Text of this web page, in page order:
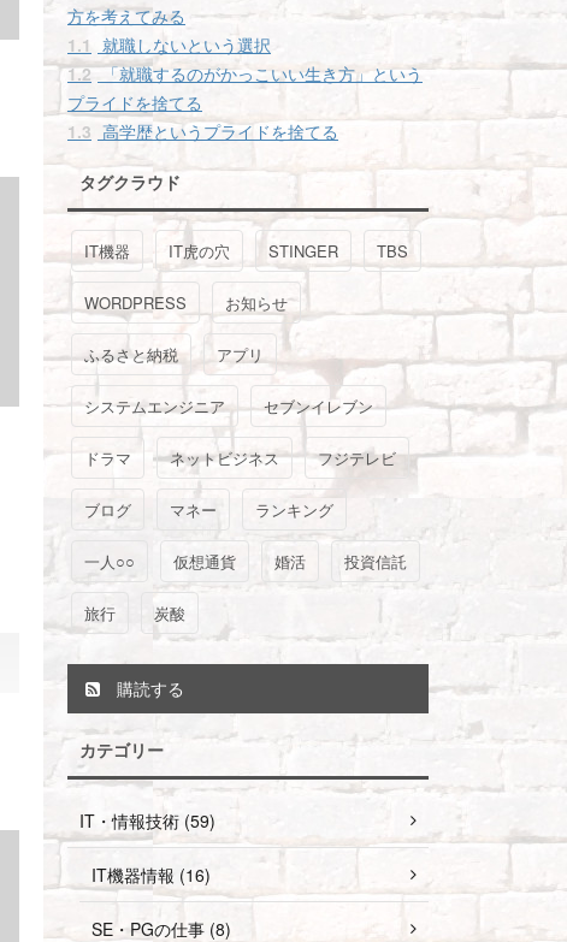
方を考えてみる
1.1 就職しないという選択
1.2 「就職するのがかっこいい生き方」という
プライドを捨てる
1.3 高学歴というプライドを捨てる
タグクラウド
IT機器 IT虎の穴 STINGER TBS
WORDPRESS お知らせ
ふるさと納税 アプリ
システムエンジニア セブンイレブン
ドラマ ネットビジネス フジテレビ
ブログ マネー ランキング
一人○○ 仮想通貨 婚活 投資信託
旅行 炭酸
購読する
カテゴリー
IT・情報技術 (59)
IT機器情報 (16)
SE・PGの仕事 (8)